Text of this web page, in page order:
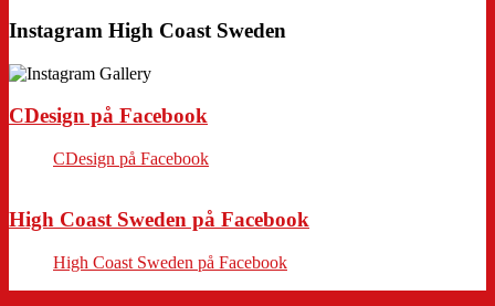
Instagram High Coast Sweden
CDesign på Facebook
CDesign på Facebook
High Coast Sweden på Facebook
High Coast Sweden på Facebook